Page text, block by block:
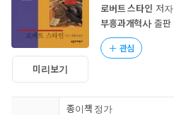
미리보기
로버트 스타인 저자
부흥과개혁사출판
관심
종이책 정가